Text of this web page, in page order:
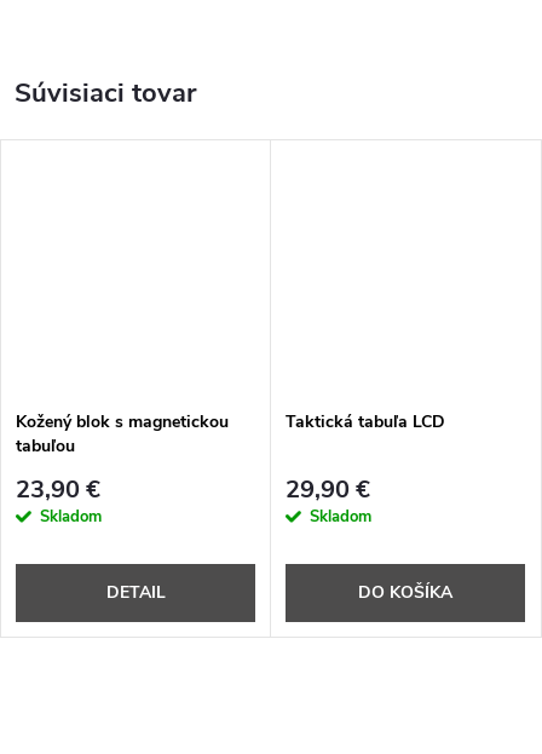
Súvisiaci tovar
Kožený blok s magnetickou
tabuľou
23,90 €
Skladom
DETAIL
Taktická tabuľa LCD
29,90 €
Skladom
DO KOŠÍKA